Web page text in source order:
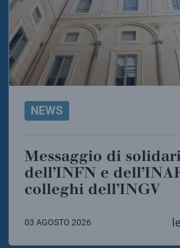
NEWS
Messaggio di solidarietà
dell’INFN e
colleghi dell’INGV
03 AGOSTO 2026